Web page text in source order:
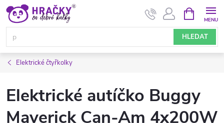
Přejít
obsah
HLEDAT
NÁKUPNÍ
KOŠÍK
Elektrické čtyřkolky
Elektrické autíčko Buggy
Maverick Can-Am 4x200W